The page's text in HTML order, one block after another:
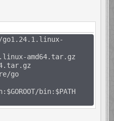
amd64.tar.gz
go
bin:$PATH